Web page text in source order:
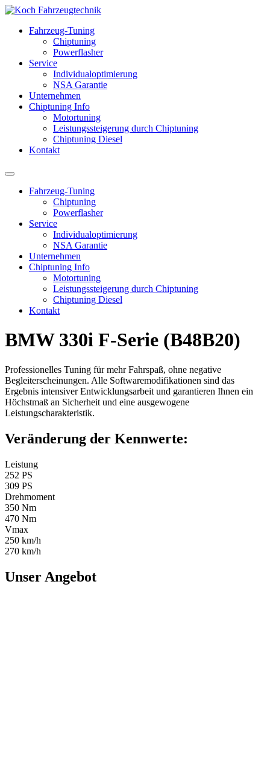
Fahrzeug-Tuning
Chiptuning
Powerflasher
Service
Individualoptimierung
NSA Garantie
Unternehmen
Chiptuning Info
Motortuning
Leistungssteigerung durch Chiptuning
Chiptuning Diesel
Kontakt
Fahrzeug-Tuning
Chiptuning
Powerflasher
Service
Individualoptimierung
NSA Garantie
Unternehmen
Chiptuning Info
Motortuning
Leistungssteigerung durch Chiptuning
Chiptuning Diesel
Kontakt
BMW 330i F-Serie (B48B20)
Professionelles Tuning für mehr Fahrspaß, ohne negative
Begleiterscheinungen. Alle Softwaremodifikationen sind das
Ergebnis intensiver Entwicklungsarbeit und garantieren Ihnen ein
Höchstmaß an Sicherheit und eine ausgewogene
Leistungscharakteristik.
Veränderung der Kennwerte:
Leistung
252 PS
309 PS
Drehmoment
350 Nm
470 Nm
Vmax
250 km/h
270 km/h
Unser Angebot